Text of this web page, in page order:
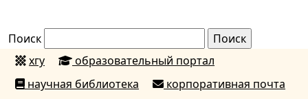
Поиск
хгу
образовательный портал
научная библиотека
корпоративная почта